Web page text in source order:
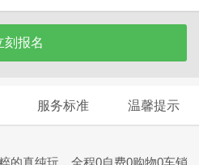
刻报名
服务标准 温馨提示
的真纯玩，全程0自费0购物0车销